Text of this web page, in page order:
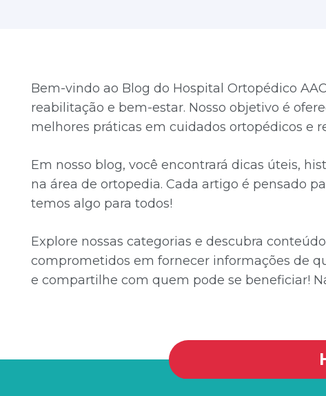
Bem-vindo ao Blog do Hospital Ortopédico
reabilitação e bem-estar. Nosso objetivo é
melhores práticas em cuidados ortopédicos e
Em nosso blog, você encontrará dicas úteis,
na área de ortopedia. Cada artigo é pensado
temos algo para todos!
Explore nossas categorias e descubra
comprometidos em fornecer informações de
e compartilhe com quem pode se beneficiar!